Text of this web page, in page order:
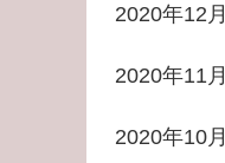
2020年12月
2020年11月
2020年10月